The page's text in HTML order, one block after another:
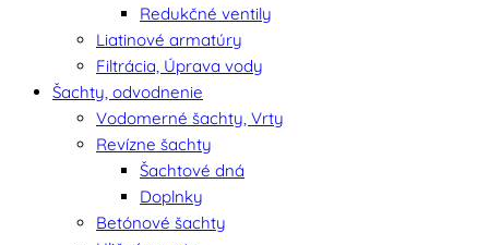
Redukčné ventily
Liatinové armatúry
Filtrácia, Úprava vody
Šachty, odvodnenie
Vodomerné šachty, Vrty
Revízne šachty
Šachtové dná
Doplnky
Betónové šachty